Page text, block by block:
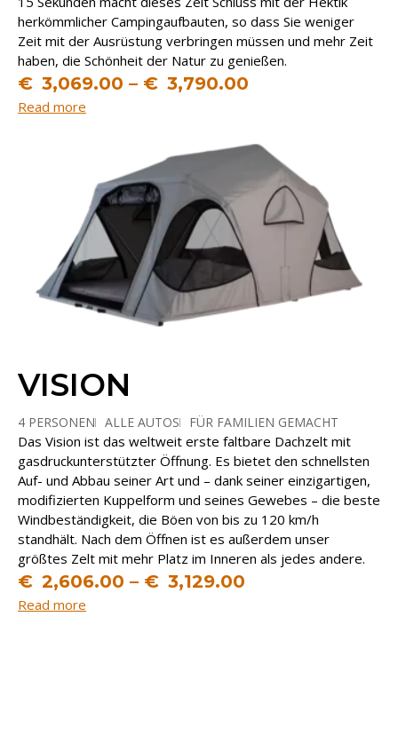
herkömmlicher Campingaufbauten, so dass Sie weniger
Zeit mit der Ausrüstung verbringen müssen und mehr Zeit
haben, die Schönheit der Natur zu genießen.
€ 3,069.00 – € 3,790.00
Read more
VISION
4 PERSONEN ALLE AUTOS
FÜR FAMILIEN GEMACHT
SOFTSHELL
Das Vision ist das weltweit erste faltbare Dachzelt mit
gasdruckunterstützter Öffnung. Es bietet den schnellsten
Auf- und Abbau seiner Art und – dank seiner einzigartigen,
modifizierten Kuppelform und seines Gewebes – die beste
Windbeständigkeit, die Böen von bis zu 120 km/h
standhält. Nach dem Öffnen ist es außerdem unser
größtes Zelt mit mehr Platz im Inneren als jedes andere.
€ 2,606.00 – € 3,129.00
Read more